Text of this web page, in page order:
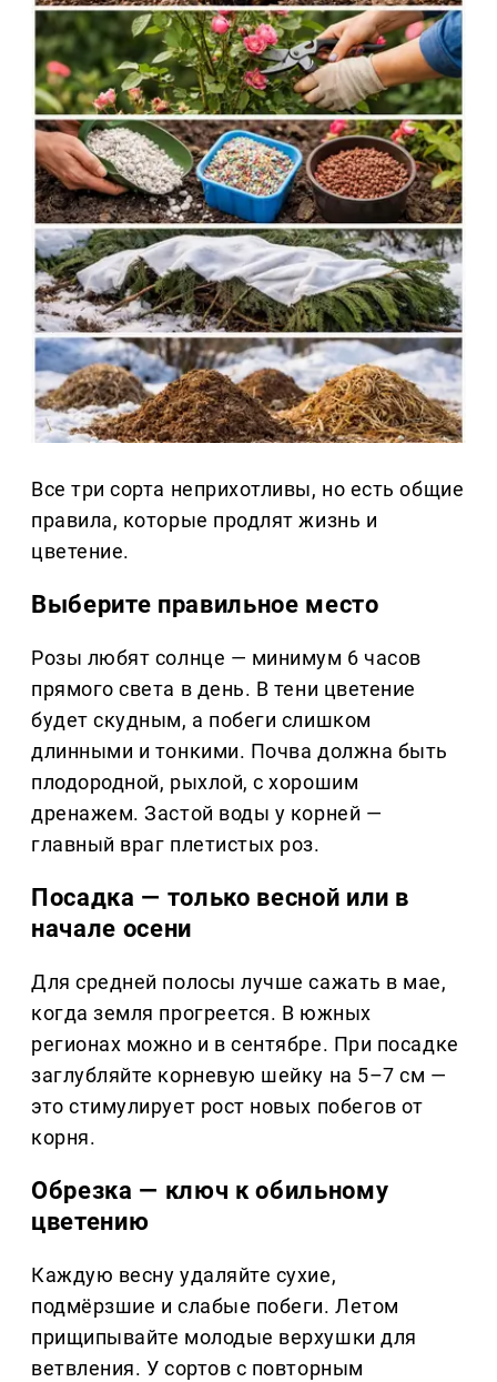
Все три сорта неприхотливы, но есть общие
правила, которые продлят жизнь и
цветение.
Выберите правильное место
Розы любят солнце — минимум 6 часов
прямого света в день. В тени цветение
будет скудным, а побеги слишком
длинными и тонкими. Почва должна быть
плодородной, рыхлой, с хорошим
дренажем. Застой воды у корней —
главный враг плетистых роз.
Посадка — только весной или в
начале осени
Для средней полосы лучше сажать в мае,
когда земля прогреется. В южных
регионах можно и в сентябре. При посадке
заглубляйте корневую шейку на 5–7 см —
это стимулирует рост новых побегов от
корня.
Обрезка — ключ к обильному
цветению
Каждую весну удаляйте сухие,
подмёрзшие и слабые побеги. Летом
прищипывайте молодые верхушки для
ветвления. У сортов с повторным